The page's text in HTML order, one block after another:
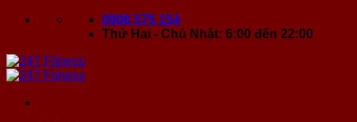
dung
0906 575 154
Thứ Hai - Chủ Nhật: 6:00 đến 22:00